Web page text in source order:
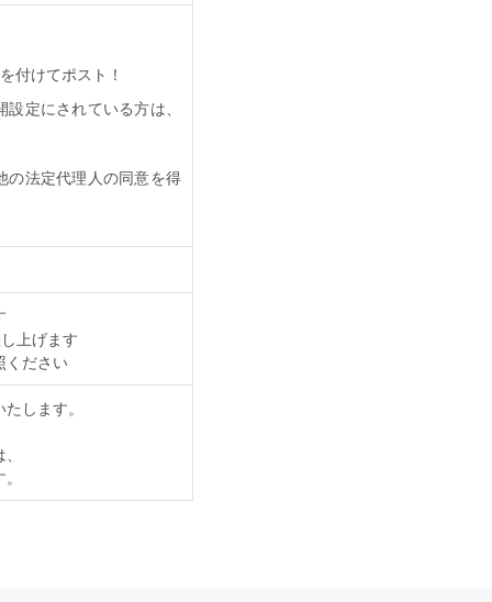
付けてポスト！
定にされている方は、
の法定代理人の同意を得
上げます
ください
します。